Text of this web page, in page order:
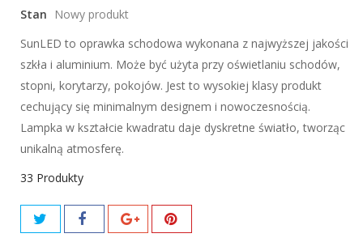
Stan
Nowy produkt
SunLED to oprawka schodowa wykonana z najwyższej jakości
szkła i aluminium. Może być użyta przy oświetlaniu schodów,
stopni, korytarzy, pokojów. Jest to wysokiej klasy produkt
cechujący się minimalnym designem i nowoczesnością.
Lampka w kształcie kwadratu daje dyskretne światło, tworząc
unikalną atmosferę.
33 Produkty